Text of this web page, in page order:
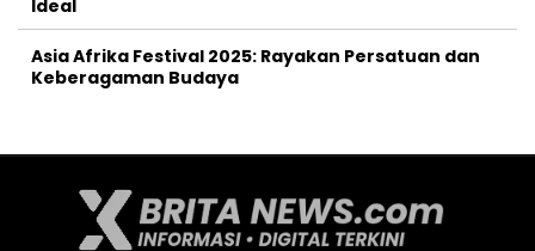
Ideal
Asia Afrika Festival 2025: Rayakan Persatuan dan
Keberagaman Budaya